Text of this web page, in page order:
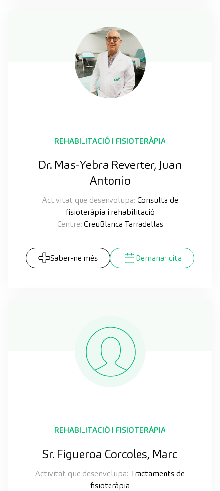
REHABILITACIÓ I FISIOTERÀPIA
Dr. Mas-Yebra Reverter, Juan
Antonio
Activitat que desenvolupa: Consulta de
fisioteràpia i rehabilitació
Centre: CreuBlanca Tarradellas
Saber-ne més Demanar cita
REHABILITACIÓ I FISIOTERÀPIA
Sr. Figueroa Corcoles, Marc
Activitat que desenvolupa: Tractaments de
fisioteràpia